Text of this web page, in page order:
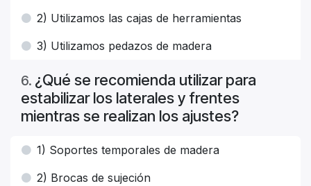
2) Utilizamos las cajas de herramientas
3) Utilizamos pedazos de madera
6. ¿Qué se recomienda utilizar para
estabilizar los laterales y frentes
mientras se realizan los ajustes?
1) Soportes temporales de madera
2) Brocas de sujeción